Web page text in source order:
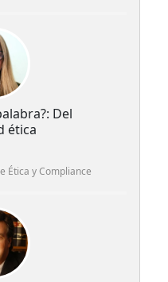
Del
ética
Ética y Compliance